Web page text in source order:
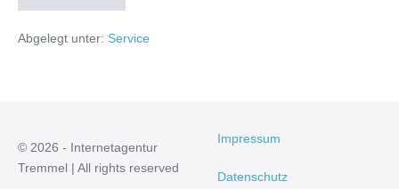
Abgelegt unter: Service
© 2026 - Internetagentur
Tremmel | All rights reserved
Impressum
Datenschutz